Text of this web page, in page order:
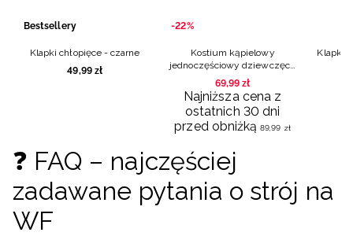
Bestsellery
Klapki chłopięce - czarne
49,99 zł
-22%
Kostium kąpielowy
jednoczęściowy dziewczęcy
- multikolor
69,99 zł
Najniższa cena z
ostatnich 30 dni
przed obniżką 89,99 zł
Klapki
❓ FAQ – najczęściej
zadawane pytania o strój na
WF